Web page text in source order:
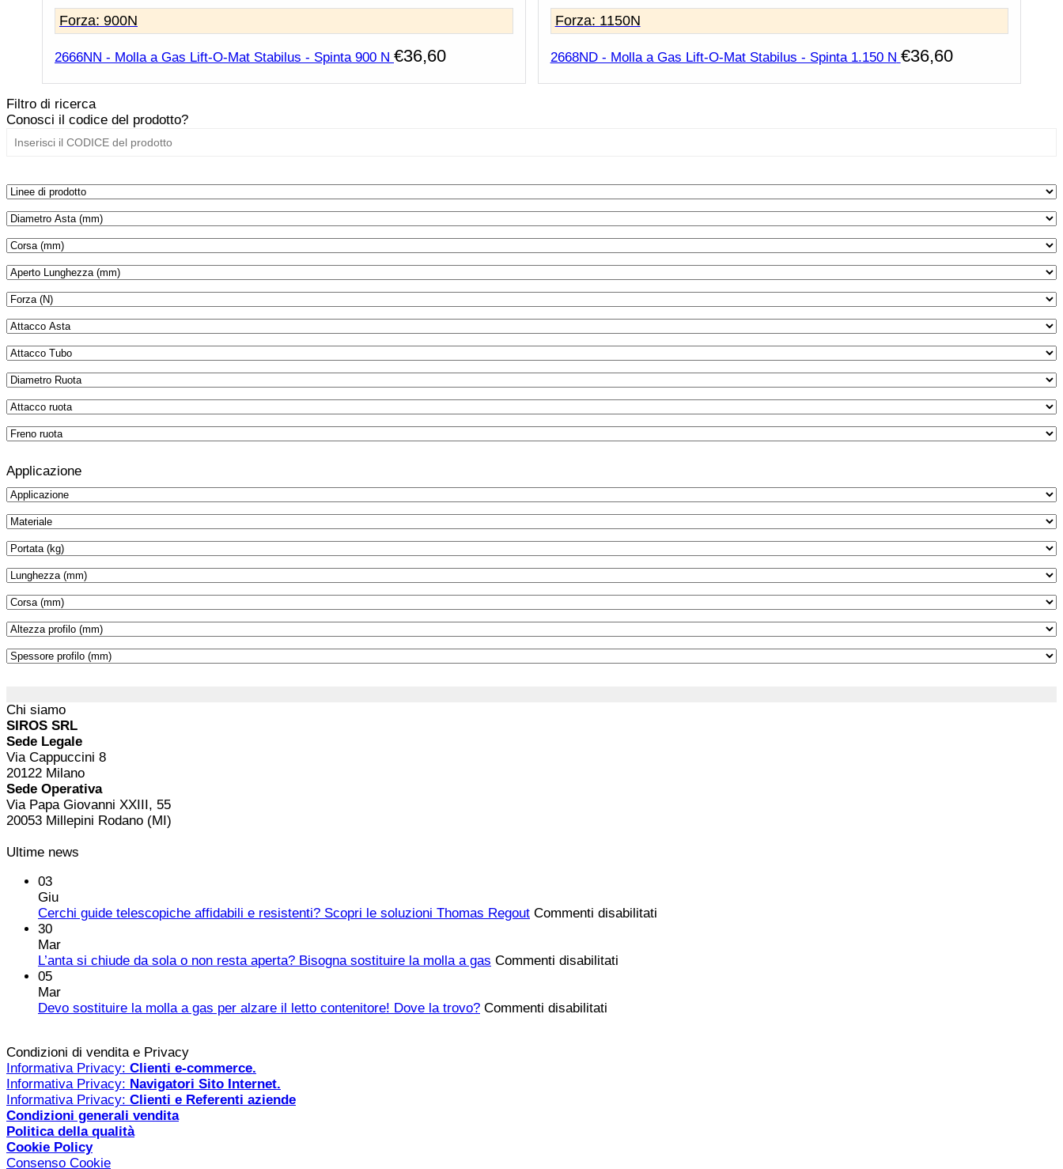
Forza: 900N
2666NN - Molla a Gas Lift-O-Mat Stabilus - Spinta 900 N €36,60
Forza: 1150N
2668ND - Molla a Gas Lift-O-Mat Stabilus - Spinta 1.150 N €36,60
Filtro di ricerca
Conosci il codice del prodotto?
Applicazione
Chi siamo
SIROS SRL
Sede Legale
Via Cappuccini 8
20122 Milano
Sede Operativa
Via Papa Giovanni XXIII, 55
20053 Millepini Rodano (MI)
Ultime news
03
Giu
Cerchi guide telescopiche affidabili e resistenti? Scopri le soluzioni Thomas Regout Commenti disabilitati
30
Mar
L’anta si chiude da sola o non resta aperta? Bisogna sostituire la molla a gas Commenti disabilitati
05
Mar
Devo sostituire la molla a gas per alzare il letto contenitore! Dove la trovo? Commenti disabilitati
Condizioni di vendita e Privacy
Informativa Privacy: Clienti e-commerce.
Informativa Privacy: Navigatori Sito Internet.
Informativa Privacy: Clienti e Referenti aziende
Condizioni generali vendita
Politica della qualità
Cookie Policy
Consenso Cookie